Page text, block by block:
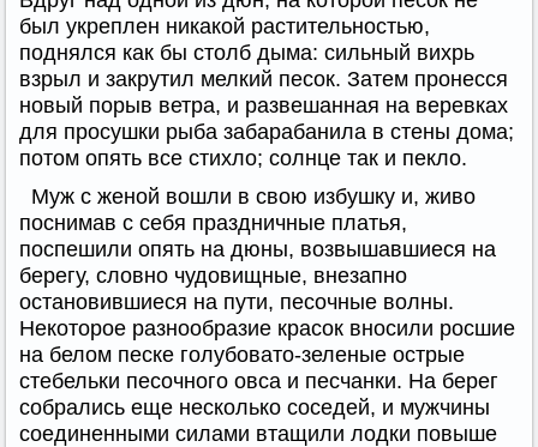
был укреплен никакой растительностью,
поднялся как бы столб дыма: сильный вихрь
взрыл и закрутил мелкий песок. Затем пронесся
новый порыв ветра, и развешанная на веревках
для просушки рыба забарабанила в стены дома;
потом опять все стихло; солнце так и пекло.
Муж с женой вошли в свою избушку и, живо
поснимав с себя праздничные платья,
поспешили опять на дюны, возвышавшиеся на
берегу, словно чудовищные, внезапно
остановившиеся на пути, песочные волны.
Некоторое разнообразие красок вносили росшие
на белом песке голубовато-зеленые острые
стебельки песочного овса и песчанки. На берег
собрались еще несколько соседей, и мужчины
соединенными силами втащили лодки повыше